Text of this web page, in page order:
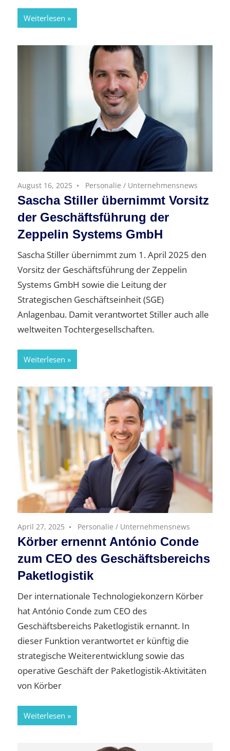
Weiterlesen
August 16, 2025 Personalie / Unternehmensnews
Sascha Stiller übernimmt Vorsitz
der Geschäftsführung der
Zeppelin Systems GmbH
Sascha Stiller übernimmt zum 1. April 2025 den
Vorsitz der Geschäftsführung der Zeppelin
Systems GmbH sowie die Leitung der
Strategischen Geschäftseinheit (SGE)
Anlagenbau. Damit verantwortet Stiller auch alle
weltweiten Tochtergesellschaften.
Weiterlesen
April 27, 2025 Personalie / Unternehmensnews
Körber ernennt António Conde
zum CEO des Geschäftsbereichs
Paketlogistik
Der internationale Technologiekonzern Körber
hat António Conde zum CEO des
Geschäftsbereichs Paketlogistik ernannt. In
dieser Funktion verantwortet er künftig die
strategische Weiterentwicklung sowie das
operative Geschäft der Paketlogistik-Aktivitäten
von Körber
Weiterlesen